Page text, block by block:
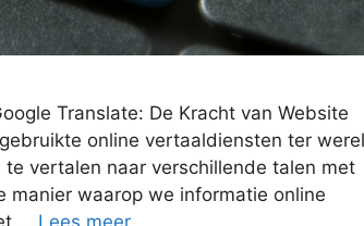
Translate: De Kracht van Website
online vertaaldiensten ter
vertalen naar verschillende talen met
manier waarop we informatie online